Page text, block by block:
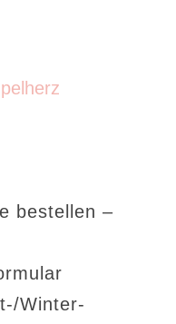
bestellen –
Winter-